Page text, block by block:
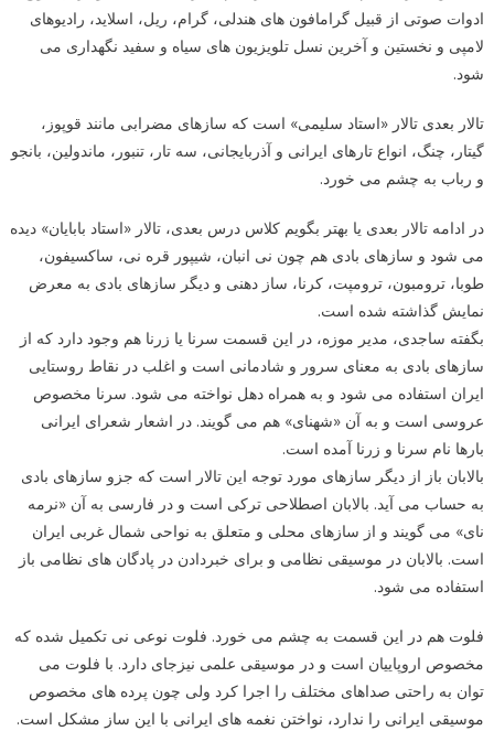
ادوات صوتی از قبیل گرامافون های هندلی، گرام، ریل، اسلاید، رادیوهای
لامپی و نخستین و آخرین نسل تلویزیون های سیاه و سفید نگهداری می
شود.
تالار بعدی تالار «استاد سلیمی» است که سازهای مضرابی مانند قوپوز،
گیتار، چنگ، انواع تارهای ایرانی و آذربایجانی، سه تار، تنبور، ماندولین، بانجو
و رباب به چشم می خورد.
در ادامه تالار بعدی یا بهتر بگویم کلاس درس بعدی، تالار «استاد بابایان» دیده
می شود و سازهای بادی هم چون نی انبان، شیپور قره نی، ساکسیفون،
طوبا، ترومبون، ترومپت، کرنا، ساز دهنی و دیگر سازهای بادی به معرض
نمایش گذاشته شده است.
بگفته ساجدی، مدیر موزه، در این قسمت سرنا یا زرنا هم وجود دارد که از
سازهای بادی به معنای سرور و شادمانی است و اغلب در نقاط روستایی
ایران استفاده می شود و به همراه دهل نواخته می شود. سرنا مخصوص
عروسی است و به آن «شهنای» هم می گویند. در اشعار شعرای ایرانی
بارها نام سرنا و زرنا آمده است.
بالابان باز از دیگر سازهای مورد توجه این تالار است که جزو سازهای بادی
به حساب می آید. بالابان اصطلاحی ترکی است و در فارسی به آن «نرمه
نای» می گویند و از سازهای محلی و متعلق به نواحی شمال غربی ایران
است. بالابان در موسیقی نظامی و برای خبردادن در پادگان های نظامی باز
استفاده می شود.
فلوت هم در این قسمت به چشم می خورد. فلوت نوعی نی تکمیل شده که
مخصوص اروپاییان است و در موسیقی علمی نیزجای دارد. با فلوت می
توان به راحتی صداهای مختلف را اجرا کرد ولی چون پرده های مخصوص
موسیقی ایرانی را ندارد، نواختن نغمه های ایرانی با این ساز مشکل است.